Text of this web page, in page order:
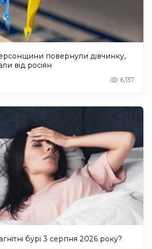
повернули дівчинку,
від росіян
6,137
бурі 3 серпня 2026 року?